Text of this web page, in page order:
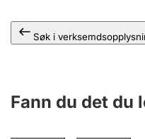
Søk i
Fann du det du